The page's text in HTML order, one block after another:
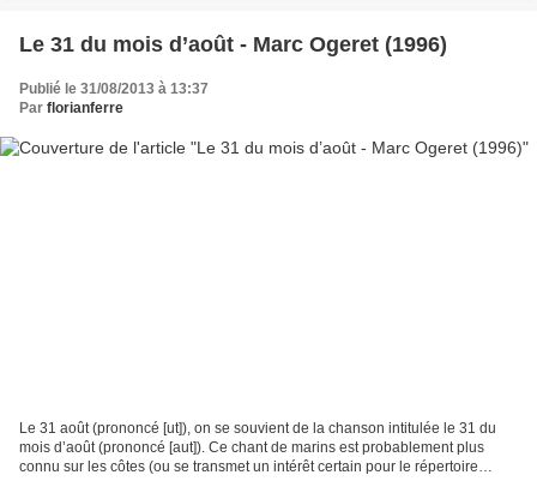
Le 31 du mois d’août - Marc Ogeret (1996)
Publié le 31/08/2013 à 13:37
Par florianferre
Le 31 août (prononcé [ut]), on se souvient de la chanson intitulée le 31 du
mois d’août (prononcé [aut]). Ce chant de marins est probablement plus
connu sur les côtes (ou se transmet un intérêt certain pour le répertoire